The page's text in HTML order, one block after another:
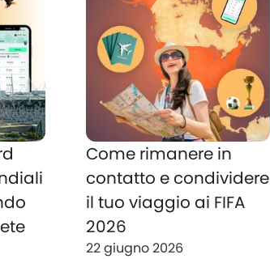
Come rimanere in
contatto e condividere
il tuo viaggio ai FIFA
2026
22 giugno 2026